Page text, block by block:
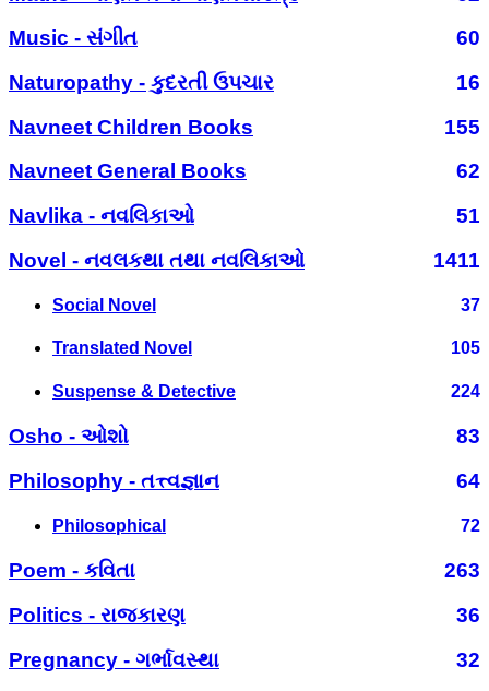
Music - સંગીત
60
Naturopathy - કુદરતી ઉપચાર
16
Navneet Children Books
155
Navneet General Books
62
Navlika - નવલિકાઓ
51
Novel - નવલકથા તથા નવલિકાઓ
1411
Social Novel 37
Translated Novel 105
Suspense & Detective 224
Osho - ઓશો
83
Philosophy - તત્ત્વજ્ઞાન
64
Philosophical 72
Poem - કવિતા
263
Politics - રાજકારણ
36
Pregnancy - ગર્ભાવસ્થા
32